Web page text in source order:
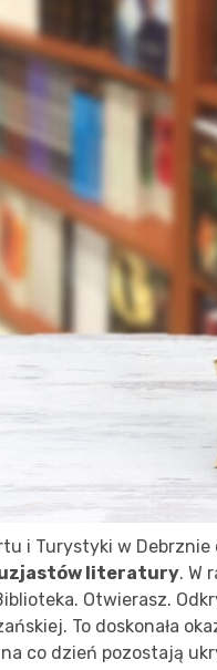
i Turystyki w Debrznie
literatury. W
Otwierasz.
To doskonała
co dzień pozostają